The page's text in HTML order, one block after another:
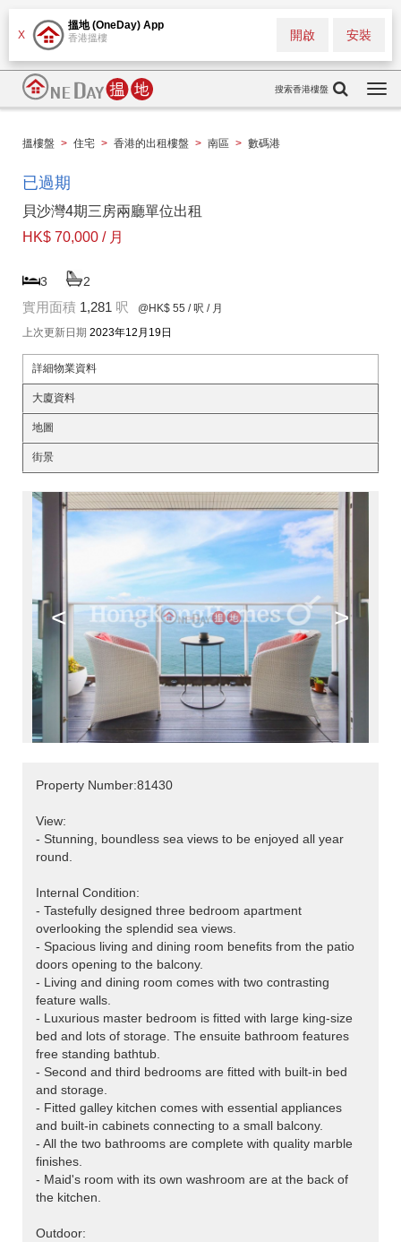
X
搵地 (OneDay) App
香港搵樓 安裝
開啟
搜索香港樓盤
搵樓盤 > 住宅 > 香港的出租樓盤 > 南區 > 數碼港
已過期
貝沙灣4期三房兩廳單位出租
HK$ 70,000 / 月
3 2
實用面積 1,281 呎 @HK$ 55 / 呎 / 月
上次更新日期 2023年12月19日
詳細物業資料
大廈資料
地圖
街景
< >
Property Number:81430
View:
- Stunning, boundless sea views to be enjoyed all year
round.
Internal Condition:
- Tastefully designed three bedroom apartment
overlooking the splendid sea views.
- Spacious living and dining room benefits from the patio
doors opening to the balcony.
- Living and dining room comes with two contrasting
feature walls.
- Luxurious master bedroom is fitted with large king-size
bed and lots of storage. The ensuite bathroom features
free standing bathtub.
- Second and third bedrooms are fitted with built-in bed
and storage.
- Fitted galley kitchen comes with essential appliances
and built-in cabinets connecting to a small balcony.
- All the two bathrooms are complete with quality marble
finishes.
- Maid's room with its own washroom are at the back of
the kitchen.
Outdoor: